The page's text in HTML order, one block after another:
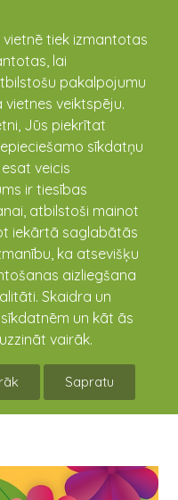
tiek izmantotas
lai
pakalpojumu
veiktspēju.
Jūs piekrītat
sīkdatņu
veicis
ir tiesības
atbilstoši mainot
iekārtā saglabātās
ka atsevišķu
aizliegšana
Skaidra un
un kāt ās
vairāk.
Sapratu
Zantes